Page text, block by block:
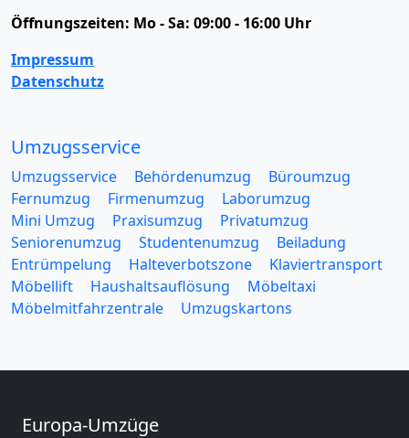
Öffnungszeiten: Mo - Sa: 09:00 - 16:00 Uhr
Impressum
Datenschutz
Umzugsservice
Umzugsservice Behördenumzug
Büroumzug
Fernumzug
Firmenumzug
Laborumzug
Mini Umzug
Praxisumzug
Privatumzug
Seniorenumzug
Studentenumzug
Beiladung
Entrümpelung
Halteverbotszone
Klaviertransport
Möbellift
Haushaltsauflösung
Möbeltaxi
Möbelmitfahrzentrale
Umzugskartons
Europa-Umzüge